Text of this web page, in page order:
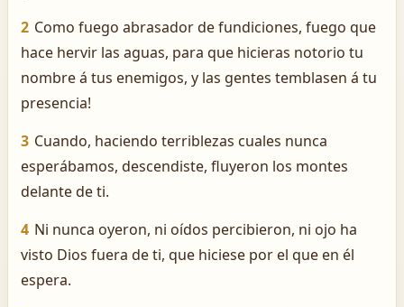
2 Como fuego abrasador de fundiciones, fuego que
hace hervir las aguas, para que hicieras notorio tu
nombre á tus enemigos, y las gentes temblasen á tu
presencia!
3 Cuando, haciendo terriblezas cuales nunca
esperábamos, descendiste, fluyeron los montes
delante de ti.
4 Ni nunca oyeron, ni oídos percibieron, ni ojo ha
visto Dios fuera de ti, que hiciese por el que en él
espera.